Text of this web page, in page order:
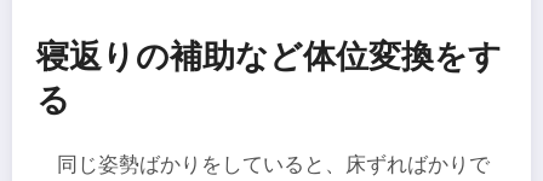
寝返りの補助など体位変換をす
る
同じ姿勢ばかりをしていると、床ずればかりで